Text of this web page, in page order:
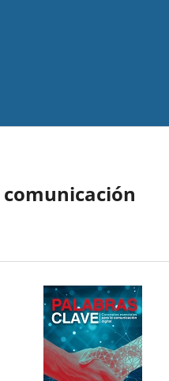
comunicación